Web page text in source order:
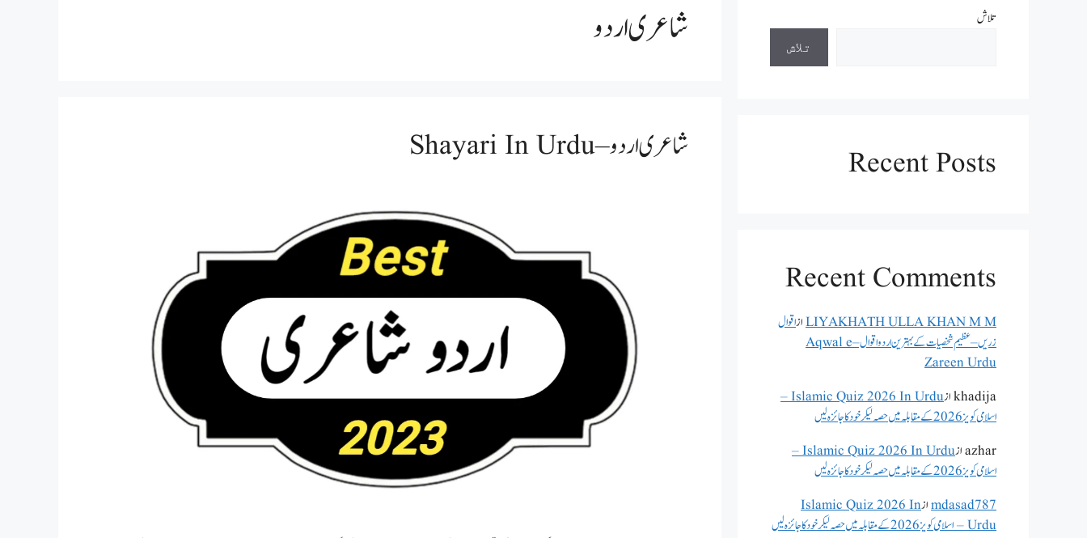
شاعری اردو
شاعری اردو – Shayari In Urdu
تلاش
تلاش
Recent Posts
Recent Comments
LIYAKHATH ULLA KHAN M Mازاقوال
زریں – عظیم شخصیات کے بہترین اردو اقوال – Aqwal e
Zareen Urdu
khadijaاز
Islamic Quiz 2026 In Urdu –
اسلامی کویز 2026 کے مقابلہ میں حصہ لیکر خود کا جائزہ لیں
azharاز
Islamic Quiz 2026 In Urdu –
اسلامی کویز 2026 کے مقابلہ میں حصہ لیکر خود کا جائزہ لیں
mdasad787ازIslamic Quiz 2026 In
Urdu – اسلامی کویز 2026 کے مقابلہ میں حصہ لیکر خود کا جائزہ لیں